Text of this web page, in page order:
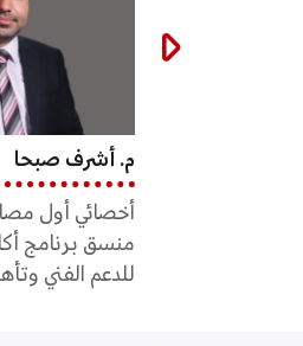
م. نداء الظاهر
أخصائي أول